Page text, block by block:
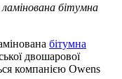
бітумна
бітумна
двошарової
компанією Owens